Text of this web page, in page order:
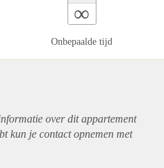
∞
Onbepaalde tijd
over ditappartement
kun je contact opnemen met